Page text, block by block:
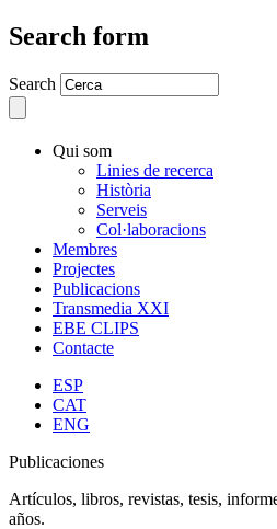
Search form
Search
Qui som
Linies de recerca
Història
Serveis
Col·laboracions
Membres
Projectes
Publicacions
Transmedia XXI
EBE CLIPS
Contacte
ESP
CAT
ENG
Publicaciones
Artículos, libros, revistas, tesis,
años.